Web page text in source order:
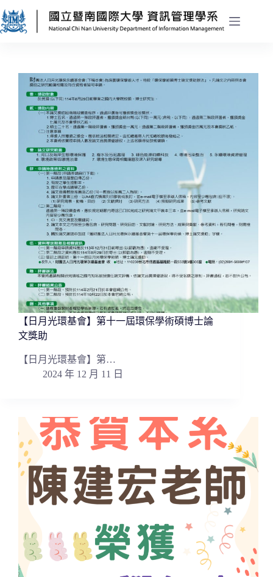
【日月光環基會】第十一屆環保學術碩博士論
文獎助
【日月光環基會】第…
2024 年 12 月 11 日